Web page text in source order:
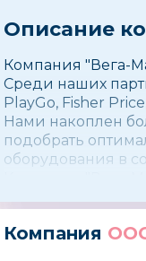
Описание
Компания ″Вега-
Среди наших
PlayGo, Fisher
Нами накоплен
подобрать
оборудования в
Компания ″Вега-
Компания